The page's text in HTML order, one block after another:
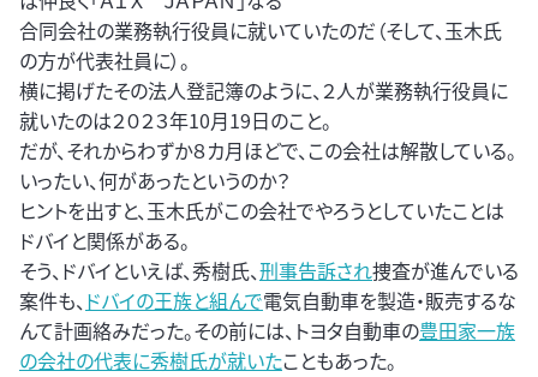
合同会社の業務執行役員に就いていたのだ（そして、玉木氏
の方が代表社員に）。
横に掲げたその法人登記簿のように、２人が業務執行役員に
就いたのは２０２３年10月19日のこと。
だが、それからわずか８カ月ほどで、この会社は解散している。
いったい、何があったというのか？
ヒントを出すと、玉木氏がこの会社でやろうとしていたことは
ドバイと関係がある。
そう、ドバイといえば、秀樹氏、刑事告訴され捜査が進んでいる
案件も、 ドバイの王族と組んで電気自動車を製造・販売するな
んて計画絡みだった。その前には、トヨタ自動車の豊田家一族
の会社の代表に秀樹氏が就いたこともあった。